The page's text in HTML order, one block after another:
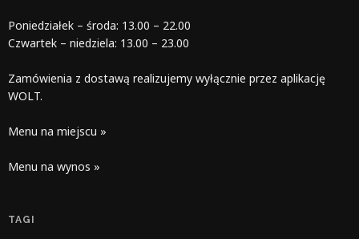
Poniedziałek – środa: 13.00 – 22.00
Czwartek – niedziela: 13.00 – 23.00
Zamówienia z dostawą realizujemy wyłącznie przez aplikację
WOLT.
Menu na miejscu »
Menu na wynos »
TAGI